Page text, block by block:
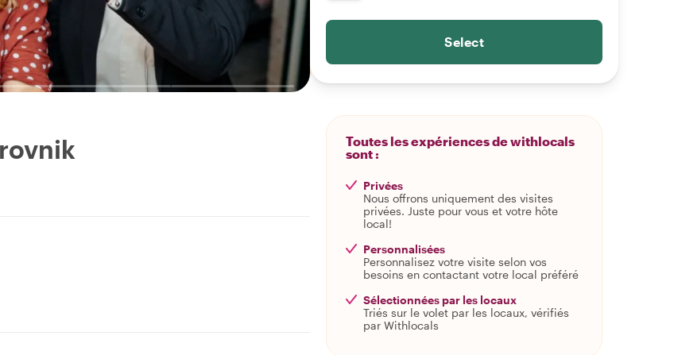
Select
Toutes les expériences de withlocals
sont :
Privées
Nous offrons uniquement des visites
privées. Juste pour vous et votre hôte
local!
Personnalisées
Personnalisez votre visite selon vos
besoins en contactant votre local préféré
Sélectionnées par les locaux
Triés sur le volet par les locaux, vérifiés
par Withlocals